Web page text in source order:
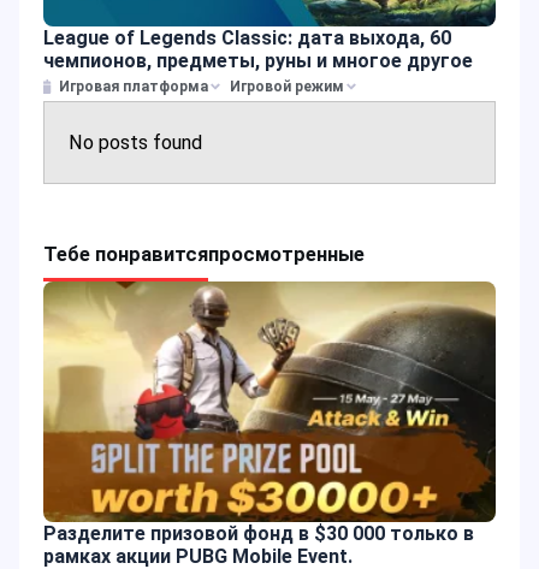
League of Legends Classic: дата выхода, 60
чемпионов, предметы, руны и многое другое
Игровая платформа Игровой режим
No posts found
Тебе понравитсяпросмотренные
Разделите призовой фонд в $30 000 только в
рамках акции PUBG Mobile Event.